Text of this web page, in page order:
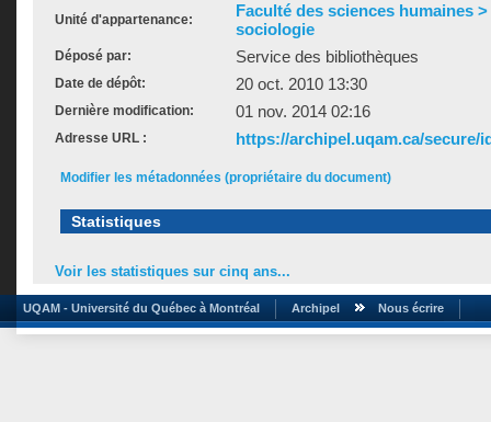
Unité d'appartenance:
Faculté des sciences humaines
sociologie
Déposé par: Service des bibliothèques
Date de dépôt: 20 oct. 2010 13:30
Dernière modification: 01 nov. 2014 02:16
Adresse URL : https://archipel.uqam.ca/secure/
Modifier les métadonnées (propriétaire du document)
Statistiques
Voir les statistiques sur cinq ans...
UQAM - Université du Québec à Montréal Archipel Nous écrire